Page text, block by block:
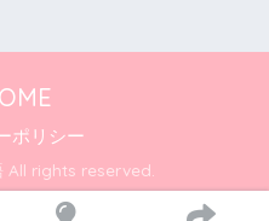
ポリシー
All rights reserved.